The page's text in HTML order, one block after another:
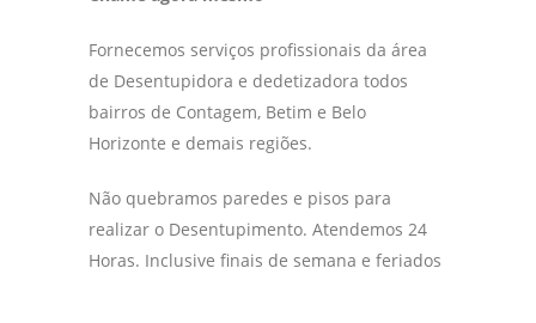
Fornecemos serviços profissionais da área
de Desentupidora e dedetizadora todos
bairros de Contagem, Betim e Belo
Horizonte e demais regiões.
Não quebramos paredes e pisos para
realizar o Desentupimento. Atendemos 24
Horas. Inclusive finais de semana e feriados